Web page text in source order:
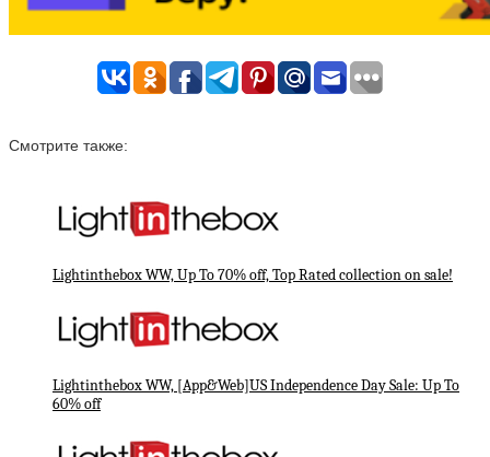
Смотрите также:
Lightinthebox WW, Up To 70% off, Top Rated collection on sale!
Lightinthebox WW, [App&Web]US Independence Day Sale: Up To
60% off